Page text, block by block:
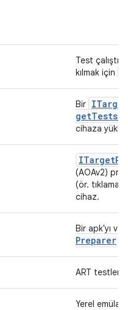
Test
kılmak için
Bir ITarget
getTests
cihaza
ITarget
(AOAv2)
(ör.
cihaz.
Bir apk'yı
Preparer
ART testleri
Yerel